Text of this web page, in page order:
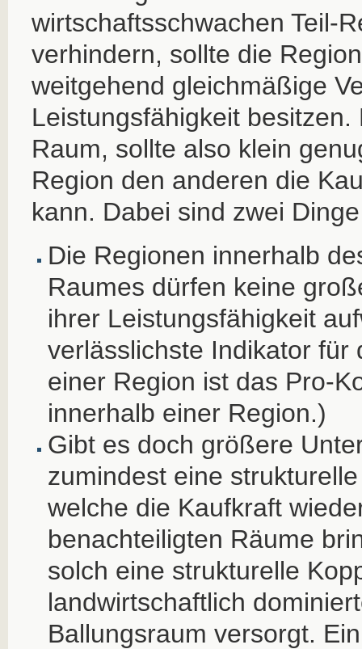
wirtschaftsschwachen Teil-
verhindern, sollte die
weitgehend gleichmäßige
Leistungsfähigkeit
Raum, sollte also klein
Region den anderen die
kann. Dabei sind zwei
Die Regionen innerhalb
Raumes dürfen keine
ihrer Leistungsfähigkeit
verlässlichste Indikator für
einer Region ist das Pro-
innerhalb einer Region.)
Gibt es doch größere
zumindest eine
welche die Kaufkraft
benachteiligten Räume
solch eine strukturelle
landwirtschaftlich
Ballungsraum versorgt.